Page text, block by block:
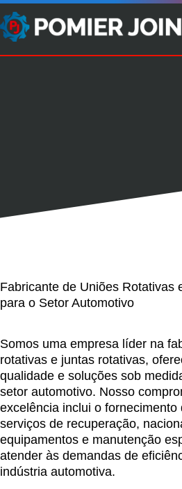
Fabricante de Uniões Rotativas
para o Setor Automotivo
Somos uma empresa líder na
rotativas e juntas rotativas,
qualidade e soluções sob
setor automotivo. Nosso
excelência inclui o fornecimento
serviços de recuperação,
equipamentos e manutenção
atender às demandas de
indústria automotiva.